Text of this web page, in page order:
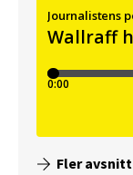
Fler avsnitt